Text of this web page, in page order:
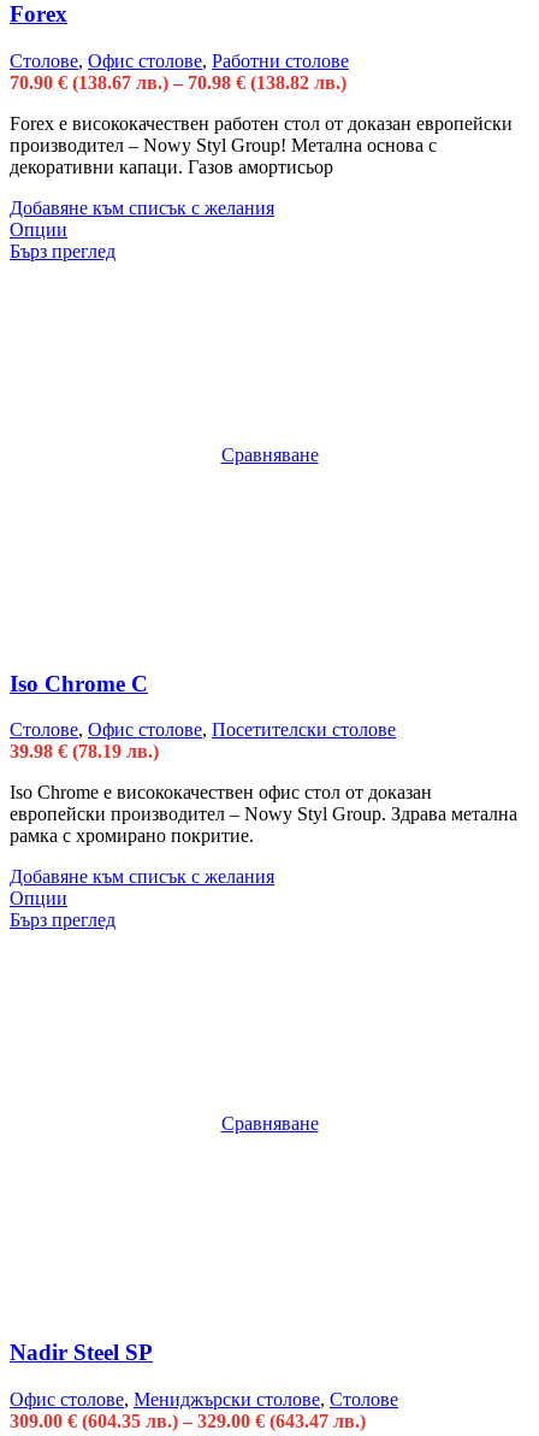
Forex
Столове, Офис столове, Работни столове
70.90 € (138.67 лв.) – 70.98 € (138.82 лв.)
Forex е висококачествен работен стол от доказан европейски
производител – Nowy Styl Group! Метална основа с
декоративни капаци. Газов амортисьор
Добавяне към списък с желания
Опции
Бърз преглед
Сравняване
Iso Chrome C
Столове, Офис столове, Посетителски столове
39.98 € (78.19 лв.)
Iso Chrome е висококачествен офис стол от доказан
европейски производител – Nowy Styl Group. Здрава метална
рамка с хромирано покритие.
Добавяне към списък с желания
Опции
Бърз преглед
Сравняване
Nadir Steel SP
Офис столове, Мениджърски столове, Столове
309.00 € (604.35 лв.) – 329.00 € (643.47 лв.)